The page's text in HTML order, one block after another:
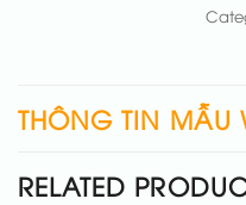
THÔNG TIN MẪU
RELATED